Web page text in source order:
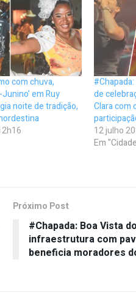
com chuva,
em Ruy
noite de tradição,
de
Clara com
12 julho
Em
Próximo Post
#Chapada: Boa Vista
infraestrutura com
beneficia moradores